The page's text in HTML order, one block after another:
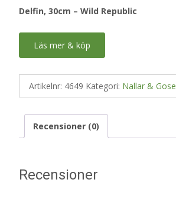
Delfin, 30cm – Wild Republic
Läs mer & köp
Artikelnr: 4649 Kategori: Nallar &
Recensioner (0)
Recensioner